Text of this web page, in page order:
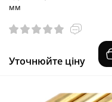
мм
Уточнюйте ціну